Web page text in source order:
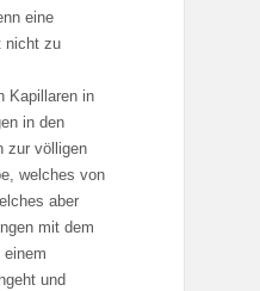
eine
nicht zu
Kapillaren in
in den
zur völligen
welches von
aber
mit dem
und